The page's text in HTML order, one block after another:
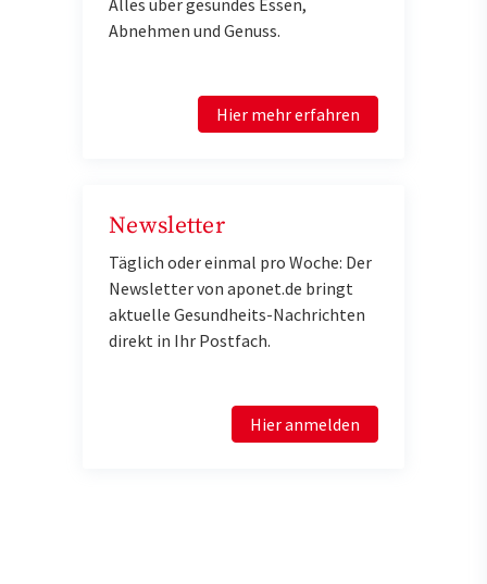
Abnehmen und Genuss.
Hier mehr erfahren
Newsletter
Täglich oder einmal pro Woche: Der
Newsletter von aponet.de bringt
aktuelle Gesundheits-Nachrichten
direkt in Ihr Postfach.
Hier anmelden